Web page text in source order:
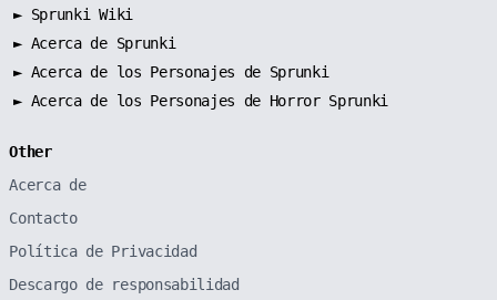
► Sprunki Wiki
► Acerca de Sprunki
► Acerca de los Personajes de Sprunki
► Acerca de los Personajes de Horror Sprunki
Other
Acerca de
Contacto
Política de Privacidad
Descargo de responsabilidad